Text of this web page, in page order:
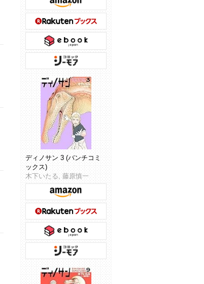
ディノサン 3 (バンチコミ
ックス)
木下いたる, 藤原慎一